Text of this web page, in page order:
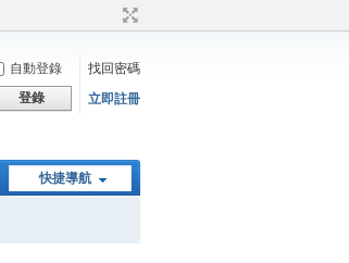
自動登錄
找回密碼
登錄 立即註冊
快捷導航